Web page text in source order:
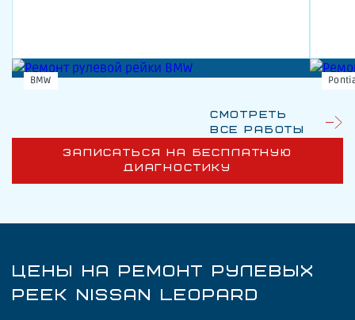
BMW
ЗАПИСАТЬСЯ НА БЕСПЛАТНУЮ
ДИАГНОСТИКУ
Смотреть
все работы
ЦЕНЫ НА РЕМОНТ РУЛЕВЫХ
РЕЕК NISSAN LEOPARD